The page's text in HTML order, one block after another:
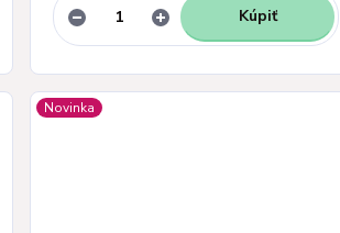
Kúpiť
Novinka